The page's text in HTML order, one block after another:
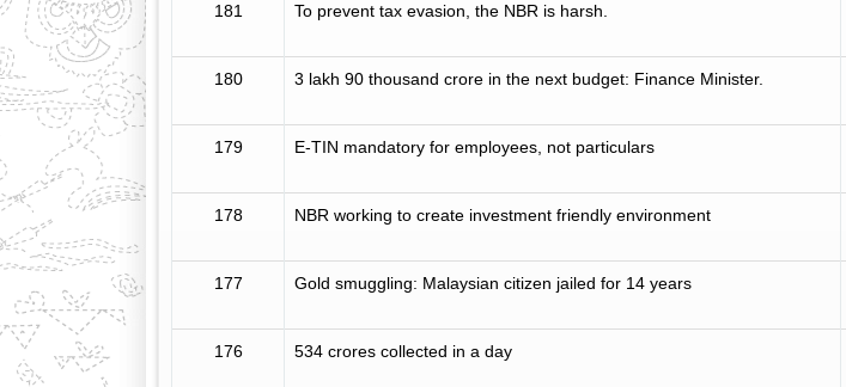
181 To prevent tax evasion, the NBR is harsh.
180 3 lakh 90 thousand crore in the next budget: Finance Minister.
179 E-TIN mandatory for employees, not particulars
178 NBR working to create investment friendly environment
177 Gold smuggling: Malaysian citizen jailed for 14 years
176 534 crores collected in a day